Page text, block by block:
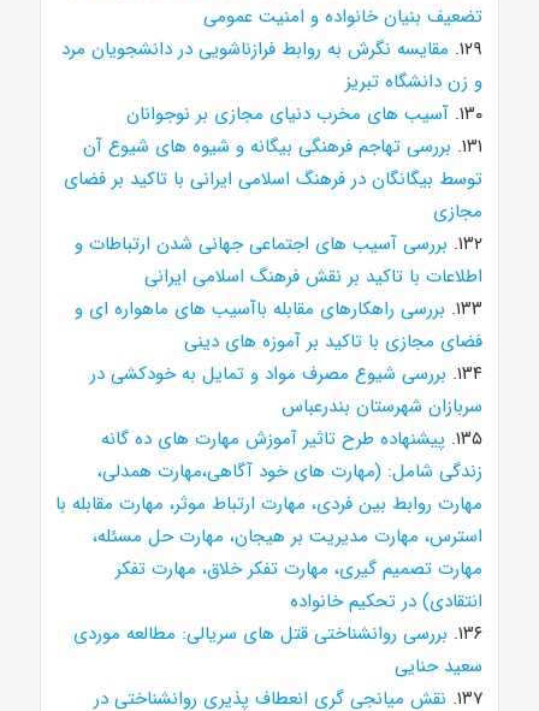
تضعیف بنیان خانواده و امنیت عمومی
۱۲۹. مقایسه نگرش به روابط فرازناشویی در دانشجویان مرد
و زن دانشگاه تبریز
۱۳۰. آسیب های مخرب دنیای مجازی بر نوجوانان
۱۳۱. بررسی تهاجم فرهنگی بیگانه و شیوه های شیوع آن
توسط بیگانگان در فرهنگ اسلامی ایرانی با تاکید بر فضای
مجازی
۱۳۲. بررسی آسیب های اجتماعی جهانی شدن ارتباطات و
اطلاعات با تاکید بر نقش فرهنگ اسلامی ایرانی
۱۳۳. بررسی راهکارهای مقابله باآسیب های ماهواره ای و
فضای مجازی با تاکید بر آموزه های دینی
۱۳۴. بررسی شیوع مصرف مواد و تمایل به خودکشی در
سربازان شهرستان بندرعباس
۱۳۵. پیشنهاده طرح تاثیر آموزش مهارت های ده گانه
زندگی شامل: (مهارت های خود آگاهی،مهارت همدلی،
مهارت روابط بین فردی، مهارت ارتباط موثر، مهارت مقابله با
استرس، مهارت مدیریت بر هیجان، مهارت حل مسئله،
مهارت تصمیم گیری، مهارت تفکر خلاق، مهارت تفکر
انتقادی) در تحکیم خانواده
۱۳۶. بررسی روانشناختی قتل های سریالی: مطالعه موردی
سعید حنایی
۱۳۷. نقش میانجی گری انعطاف پذیری روانشناختی در